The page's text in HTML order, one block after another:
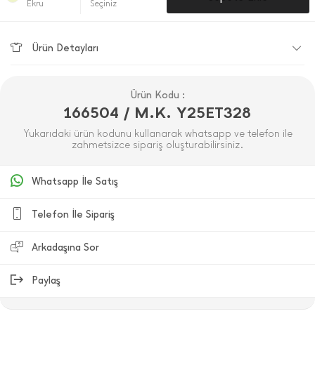
Ekru Seçiniz
Ürün Detayları
Ürün Kodu :
166504 / M.K. Y25ET328
Yukarıdaki ürün kodunu kullanarak whatsapp ve telefon ile
zahmetsizce sipariş oluşturabilirsiniz.
Whatsapp İle Satış
Telefon İle Sipariş
Arkadaşına Sor
Paylaş